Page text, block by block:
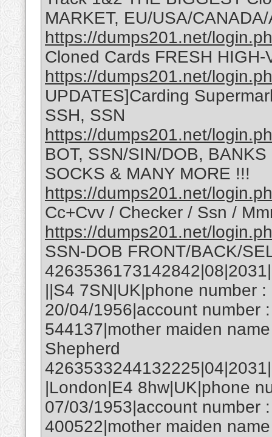
MARKET, EU/USA/
https://dumps201.net/
Cloned Cards FRESH
https://dumps201.net/
UPDATES]Carding
SSH, SSN
https://dumps201.net/
BOT, SSN/SIN/DOB,
SOCKS & MANY MORE !!!
https://dumps201.net/
Cc+Cvv / Checker / Ssn /
https://dumps201.net/
SSN-DOB FRONT/BACK/
||S4 7SN|UK|phone number
20/04/1956|account number
544137|mother maiden
Shepherd
|London|E4 8hw|UK|phone
07/03/1953|account number
400522|mother maiden